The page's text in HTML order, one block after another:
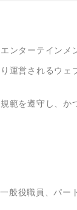
ンターテインメ
営されるウェ
範を遵守し、
般役職員、パ